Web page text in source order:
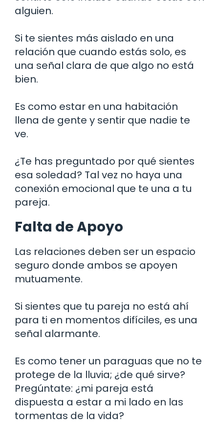
alguien.
Si te sientes más aislado en una
relación que cuando estás solo, es
una señal clara de que algo no está
bien.
Es como estar en una habitación
llena de gente y sentir que nadie te
ve.
¿Te has preguntado por qué sientes
esa soledad? Tal vez no haya una
conexión emocional que te una a tu
pareja.
Falta de Apoyo
Las relaciones deben ser un espacio
seguro donde ambos se apoyen
mutuamente.
Si sientes que tu pareja no está ahí
para ti en momentos difíciles, es una
señal alarmante.
Es como tener un paraguas que no te
protege de la lluvia; ¿de qué sirve?
Pregúntate: ¿mi pareja está
dispuesta a estar a mi lado en las
tormentas de la vida?